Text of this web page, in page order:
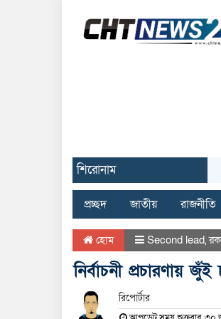
শিরোনাম
প্রচ্ছদ জাতীয় রাজনীতি
হোম Second lead,
নির্বাচনী প্রচারণায়
রিপোর্টার